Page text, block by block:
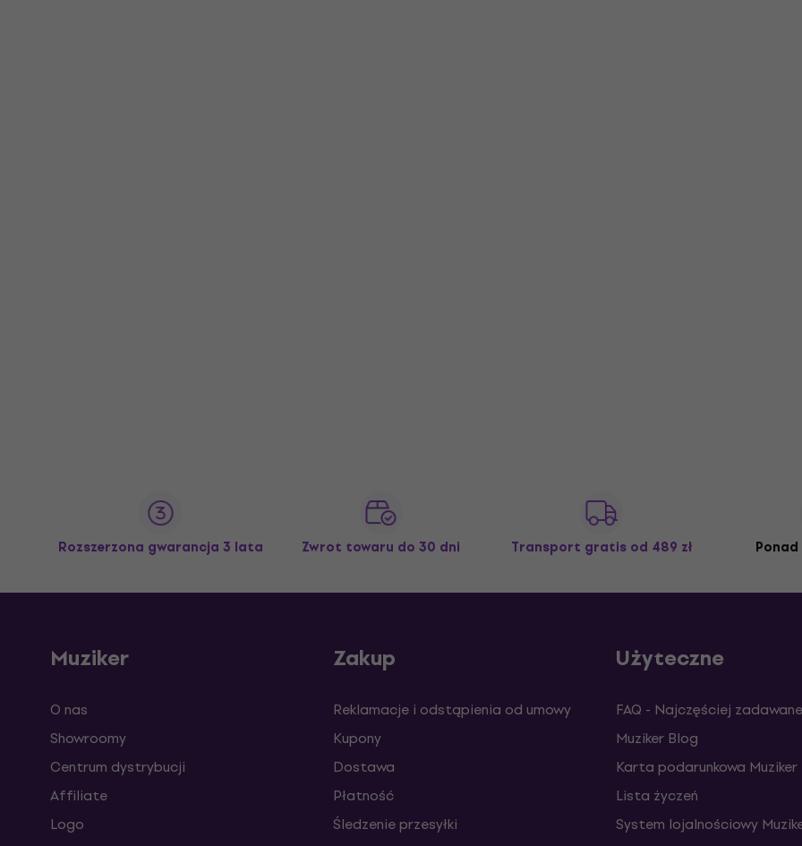
Rozszerzona gwarancja 3 lata Zwrot towaru do 30 dni Transport gratis od 489 zł
Muziker
O nas
Showroomy
Centrum dystrybucji
Affiliate
Logo
Zakup
Reklamacje i odstąpienia od umowy
Kupony
Dostawa
Płatność
Śledzenie przesyłki
Użyteczne
FAQ - Najczęściej
Muziker Blog
Karta podarunkowa Muziker
Lista życzeń
System lojalnościowy